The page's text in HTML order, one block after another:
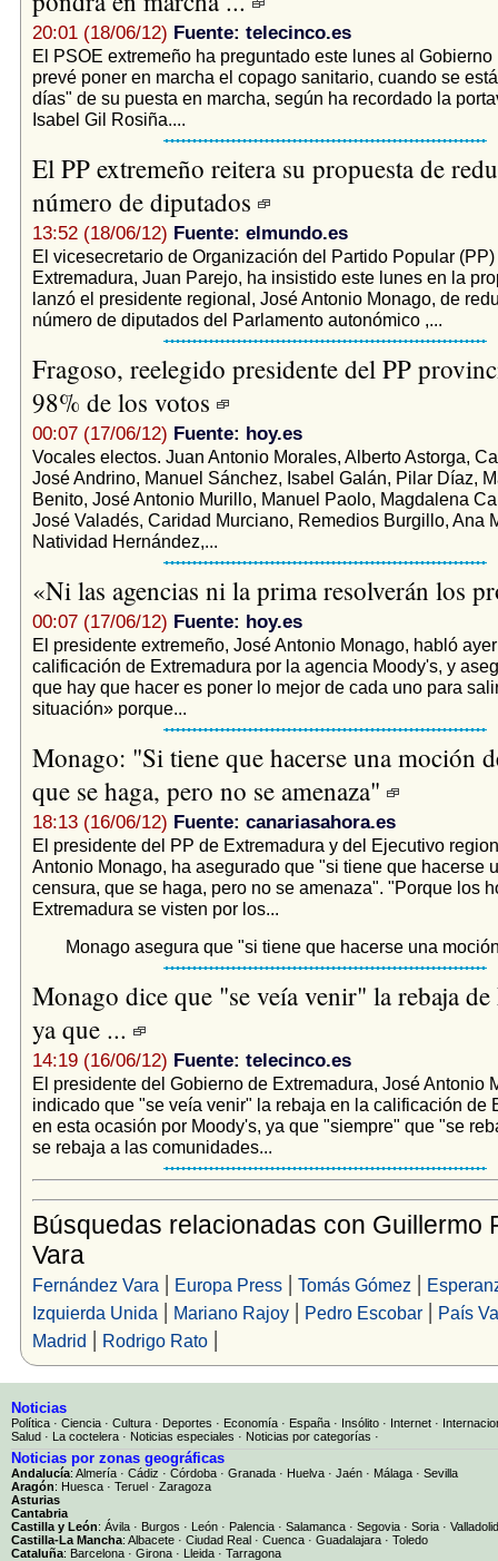
20:01 (18/06/12) Fuente: telecinco.es
El PSOE extremeño ha preguntado este lunes al
prevé poner en marcha el copago sanitario, cuando se
días" de su puesta en marcha, según ha recordado la
Isabel Gil Rosiña....
El PP extremeño reitera su propuesta de
número de diputados
13:52 (18/06/12) Fuente: elmundo.es
El vicesecretario de Organización del Partido Popular (PP)
Extremadura, Juan Parejo, ha insistido este lunes en la
lanzó el presidente regional, José Antonio Monago, de
número de diputados del Parlamento autonómico ,...
Fragoso, reelegido presidente del PP
98% de los votos
00:07 (17/06/12) Fuente: hoy.es
Vocales electos. Juan Antonio Morales, Alberto Astorga,
José Andrino, Manuel Sánchez, Isabel Galán, Pilar Díaz,
Benito, José Antonio Murillo, Manuel Paolo, Magdalena
José Valadés, Caridad Murciano, Remedios Burgillo, Ana
Natividad Hernández,...
«Ni las agencias ni la prima resolverán los
00:07 (17/06/12) Fuente: hoy.es
El presidente extremeño, José Antonio Monago, habló
calificación de Extremadura por la agencia Moody's, y
que hay que hacer es poner lo mejor de cada uno para
situación» porque...
Monago: "Si tiene que hacerse una moción
que se haga, pero no se amenaza"
18:13 (16/06/12) Fuente: canariasahora.es
El presidente del PP de Extremadura y del Ejecutivo
Antonio Monago, ha asegurado que "si tiene que hacerse
censura, que se haga, pero no se amenaza". "Porque los
Extremadura se visten por los...
Monago asegura que "si tiene que hacerse una
Monago dice que "se veía venir" la rebaja
ya que ...
14:19 (16/06/12) Fuente: telecinco.es
El presidente del Gobierno de Extremadura, José Antonio
indicado que "se veía venir" la rebaja en la calificación de
en esta ocasión por Moody's, ya que "siempre" que "se
se rebaja a las comunidades...
Búsquedas relacionadas con Guillermo
Vara
Fernández Vara | Europa Press| Tomás Gómez |
Izquierda Unida | Mariano Rajoy| Pedro Escobar| País
Madrid | Rodrigo Rato|
Noticias
Política · Ciencia · Cultura · Deportes · Economía · España · Insólito · Internet ·
Salud · La coctelera · Noticias especiales · Noticias por categorías ·
Noticias por zonas geográficas
Andalucía: Almería · Cádiz · Córdoba · Granada · Huelva · Jaén · Málaga · Sevilla
Aragón: Huesca · Teruel · Zaragoza
Asturias
Cantabria
Castilla y León: Ávila · Burgos · León · Palencia · Salamanca · Segovia · Soria · Valladolid
Castilla-La Mancha: Albacete · Ciudad Real · Cuenca · Guadalajara · Toledo
Cataluña: Barcelona · Girona · Lleida · Tarragona